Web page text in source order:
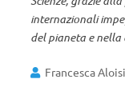
internazionali
del pianeta e
Francesca